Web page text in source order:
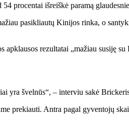
procentai išreiškė paramą
pasikliautų Kinijos rinka, o
rezultatai „mažiau susiję
yra švelnūs“, – interviu sakė
prekiauti. Antra pagal gyventojų